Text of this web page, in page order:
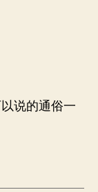
说的通俗一